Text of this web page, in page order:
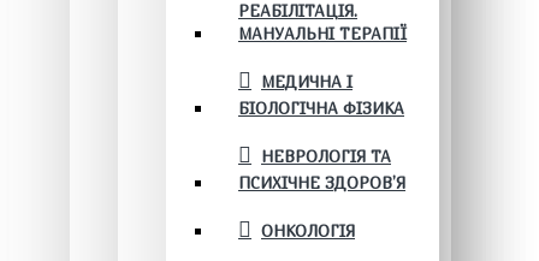
РЕАБІЛІТАЦІЯ.
МАНУАЛЬНІ ТЕРАПІЇ
МЕДИЧНА І
БІОЛОГІЧНА ФІЗИКА
НЕВРОЛОГІЯ ТА
ПСИХІЧНЕ ЗДОРОВ’Я
ОНКОЛОГІЯ